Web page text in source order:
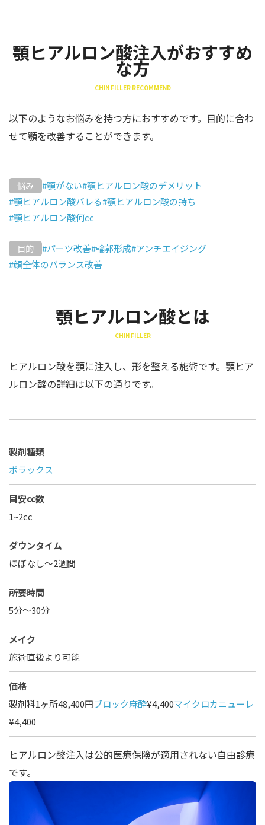
顎ヒアルロン酸注入がおすすめ
な方
CHIN FILLER RECOMMEND
以下のようなお悩みを持つ方におすすめです。目的に合わ
せて顎を改善することができます。
悩み #顎がない#顎ヒアルロン酸のデメリット
#顎ヒアルロン酸バレる#顎ヒアルロン酸の持ち
#顎ヒアルロン酸何cc
目的 #パーツ改善#輪郭形成#アンチエイジング
#顔全体のバランス改善
顎ヒアルロン酸とは
CHIN FILLER
ヒアルロン酸を顎に注入し、形を整える施術です。顎ヒア
ルロン酸の詳細は以下の通りです。
製剤種類
ボラックス
目安cc数
1~2cc
ダウンタイム
ほぼなし〜2週間
所要時間
5分～30分
メイク
施術直後より可能
価格
製剤料1ヶ所48,400円ブロック麻酔¥4,400マイクロカニューレ
¥4,400
ヒアルロン酸注入は公的医療保険が適用されない自由診療
です。